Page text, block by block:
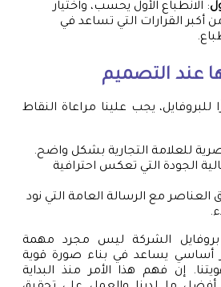
: الانطباع الأول يحسب، واختيار
أكبر القرارات التي تساعد في
عند التصميم
يجب علينا مراعاة النقاط
للعلامة التجارية بشكل واضح.
الجودة التي تعكس احترافية
العناصر مع الرسالة العامة التي نود
بروفايل الشركة ليس مجرد مهمة
أساسي يساعد في بناء صورة قوية
إن فهم هذا الأمر منذ البداية